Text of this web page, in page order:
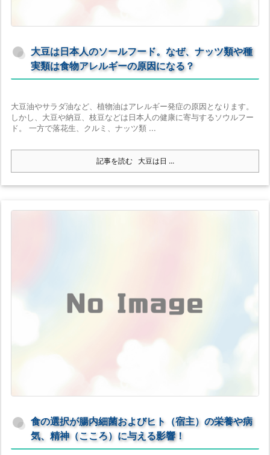
大豆は日本人のソールフード。なぜ、ナッツ類や種
実類は食物アレルギーの原因になる？
大豆油やサラダ油など、植物油はアレルギー発症の原因となります。
しかし、大豆や納豆、枝豆などは日本人の健康に寄与するソウルフー
ド。 一方で落花生、クルミ、ナッツ類 ...
記事を読む 大豆は日 ...
食の選択が腸内細菌およびヒト（宿主）の栄養や病
気、精神（こころ）に与える影響！